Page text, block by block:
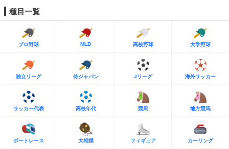
種目一覧
プロ野球 MLB 高校野球 大学野球
独立リーグ 侍ジャパン Jリーグ 海外サッカー
サッカー代表 高校年代 競馬 地方競馬
ボートレース 大相撲 フィギュア カーリング